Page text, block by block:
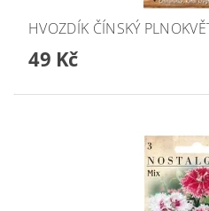
HVOZDÍK ČÍNSKÝ
49 Kč